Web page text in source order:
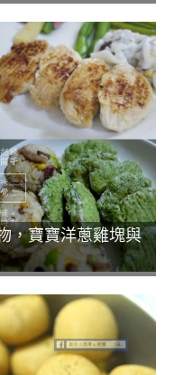
，寶寶洋蔥雞塊與